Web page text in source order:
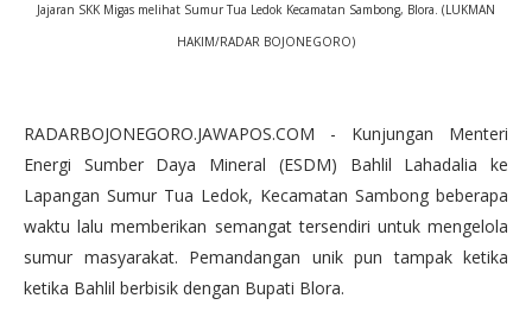
Jajaran SKK Migas melihat Sumur Tua Ledok Kecamatan Sambong, Blora. (LUKMAN
HAKIM/RADAR BOJONEGORO)
RADARBOJONEGORO.JAWAPOS.COM - Kunjungan Menteri
Energi Sumber Daya Mineral (ESDM) Bahlil Lahadalia ke
Lapangan Sumur Tua Ledok, Kecamatan Sambong beberapa
waktu lalu memberikan semangat tersendiri untuk mengelola
sumur masyarakat. Pemandangan unik pun tampak ketika
ketika Bahlil berbisik dengan Bupati Blora.